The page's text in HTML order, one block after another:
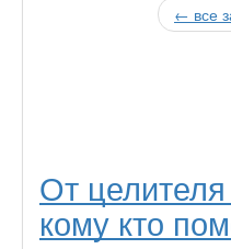
← все
От
кому кто